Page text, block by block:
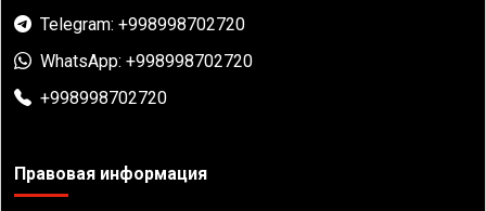
Telegram: +998998702720
WhatsApp: +998998702720
+998998702720
Правовая информация